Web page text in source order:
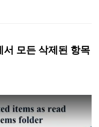
모든 삭제된 항목